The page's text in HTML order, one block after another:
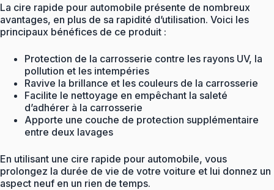
La cire rapide pour automobile présente de nombreux
avantages, en plus de sa rapidité d’utilisation. Voici les
principaux bénéfices de ce produit :
Protection de la carrosserie contre les rayons UV, la
pollution et les intempéries
Ravive la brillance et les couleurs de la carrosserie
Facilite le nettoyage en empêchant la saleté
d’adhérer à la carrosserie
Apporte une couche de protection supplémentaire
entre deux lavages
En utilisant une cire rapide pour automobile, vous
prolongez la durée de vie de votre voiture et lui donnez un
aspect neuf en un rien de temps.